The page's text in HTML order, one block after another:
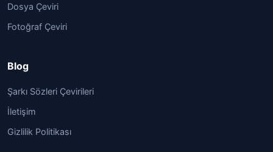
Dosya Çeviri
Fotoğraf Çeviri
Blog
Şarkı Sözleri Çevirileri
İletişim
Gizlilik Politikası